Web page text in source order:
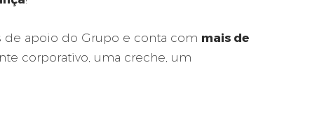
de apoio do Grupo e conta com mais de
corporativo, uma creche, um